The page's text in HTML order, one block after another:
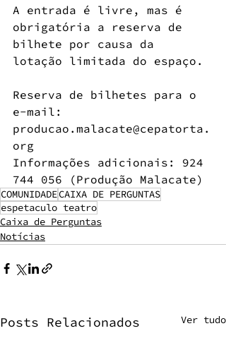
A entrada é livre, mas é
obrigatória a reserva de
bilhete por causa da
lotação limitada do espaço.
Reserva de bilhetes para o
e-mail:
producao.malacate@cepatorta.
org
Informações adicionais: 924
744 056 (Produção Malacate)
COMUNIDADECAIXA DE PERGUNTAS
espetaculo teatro
Caixa de Perguntas
Notícias
Posts Relacionados Ver tudo